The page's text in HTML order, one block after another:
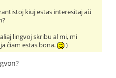
kiuj estas interesitaj aŭ
lingvoj skribu al mi, mi
ĉiam estas bona.
)